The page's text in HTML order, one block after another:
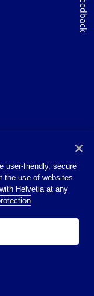
user-friendly, secure
use of websites.
Helvetia at any
Feedback